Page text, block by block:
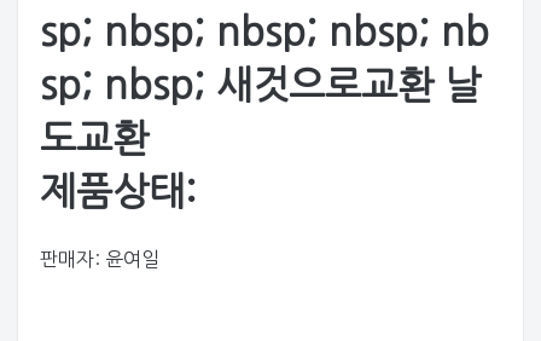
sp; nbsp; nbsp; nbsp; nb
sp; nbsp; 새것으로교환 날
도교환
제품상태:
판매자: 윤여일